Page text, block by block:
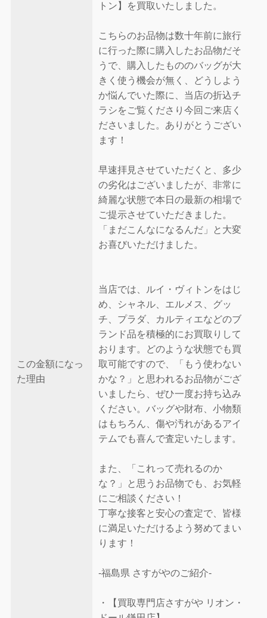
この金額になっ
た理由
トン】を買取いたしました。
こちらのお品物は数十年前に旅行
に行った際に購入したお品物だそ
うで、購入したもののバッグが大
きく使う機会が無く、どうしよう
か悩んでいた際に、当店の折込チ
ラシをご覧くださり今回ご来店く
ださいました。ありがとうござい
ます！
早速拝見させていただくと、多少
の劣化はございましたが、非常に
綺麗な状態で本日の最新の相場で
ご提示させていただきました。
「まだこんなになるんだ」と大変
お喜びいただけました。
当店では、ルイ・ヴィトンをはじ
め、シャネル、エルメス、グッ
チ、プラダ、カルティエなどのブ
ランド品を積極的にお買取りして
おります。どのような状態でも買
取可能ですので、「もう使わない
かな？」と思われるお品物がござ
いましたら、ぜひ一度お持ち込み
ください。バッグや財布、小物類
はもちろん、傷や汚れがあるアイ
テムでも喜んで査定いたします。
また、「これって売れるのか
な？」と思うお品物でも、お気軽
にご相談ください！
丁寧な接客と安心の査定で、皆様
に満足いただけるよう努めてまい
ります！
-福島県 さすがやのご紹介-
・【買取専門店さすがや リオン・